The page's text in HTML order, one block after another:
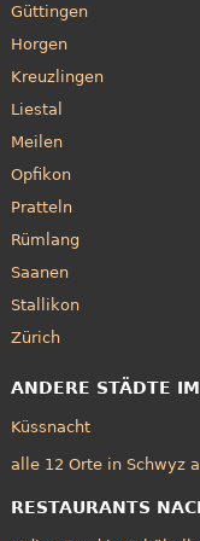
Güttingen
Horgen
Kreuzlingen
Liestal
Meilen
Opfikon
Pratteln
Rümlang
Saanen
Stallikon
Zürich
ANDERE STÄDTE
Küssnacht
alle 12 Orte in Schwyz
RESTAURANTS